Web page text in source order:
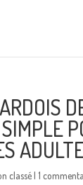
classé| 1